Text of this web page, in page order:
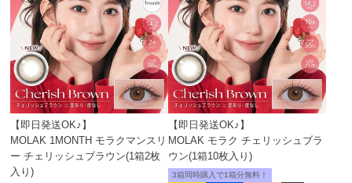
【即日発送OK♪】
MOLAK 1MONTH モラクマンスリ
ー チェリッシュブラウン(1箱2枚
入り)
【即日発送OK♪】
MOLAK モラク チェリッシュブラ
ウン(1箱10枚入り)
3箱同時購入で1箱分無料！